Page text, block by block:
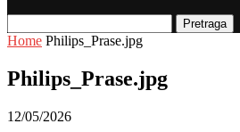
Pretraga
Home Philips_Prase.jpg
Philips_Prase.jpg
12/05/2026